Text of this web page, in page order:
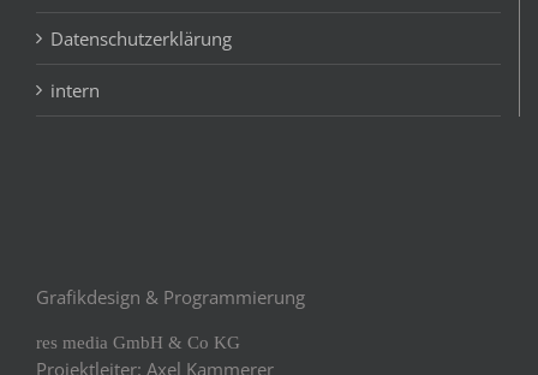
Datenschutzerklärung
intern
Grafikdesign & Programmierung
res media GmbH & Co KG
Projektleiter: Axel Kammerer